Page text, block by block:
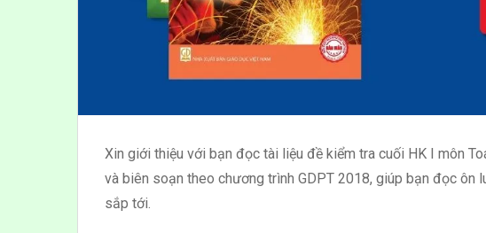
Xin giới thiệu với bạn đọc tài liệu đề kiểm tra cuối HK I môn
và biên soạn theo chương trình GDPT 2018, giúp bạn đọc ôn
sắp tới.